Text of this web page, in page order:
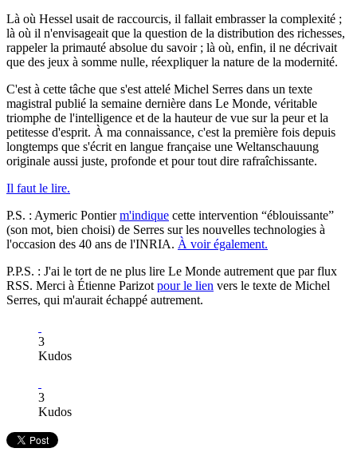
Là où Hessel usait de raccourcis, il fallait embrasser la complexité ;
là où il n'envisageait que la question de la distribution des richesses,
rappeler la primauté absolue du savoir ; là où, enfin, il ne décrivait
que des jeux à somme nulle, réexpliquer la nature de la modernité.
C'est à cette tâche que s'est attelé Michel Serres dans un texte
magistral publié la semaine dernière dans Le Monde, véritable
triomphe de l'intelligence et de la hauteur de vue sur la peur et la
petitesse d'esprit. À ma connaissance, c'est la première fois depuis
longtemps que s'écrit en langue française une Weltanschauung
originale aussi juste, profonde et pour tout dire rafraîchissante.
Il faut le lire.
P.S. : Aymeric Pontierm'indique cette intervention “éblouissante”
(son mot, bien choisi) de Serres sur les nouvelles technologies à
l'occasion des 40 ans de l'INRIA. À voir également.
P.P.S. : J'ai le tort de ne plus lire Le Monde autrement que par flux
RSS. Merci à Étienne Parizot pour le lien vers le texte de Michel
Serres, qui m'aurait échappé autrement.
3
Kudos
3
Kudos